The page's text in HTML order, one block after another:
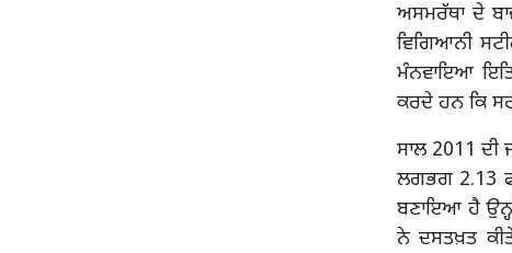
ਅਸਮਰੱਥਾ ਦੇ
ਵਿਗਿਆਨੀ
ਮੰਨਵਾਇਆ
ਕਰਦੇ ਹਨ ਕਿ
ਸਾਲ 2011
ਲਗਭਗ 2.13
ਬਣਾਇਆ ਹੈ
ਨੇ ਦਸਤਖ਼ਤ